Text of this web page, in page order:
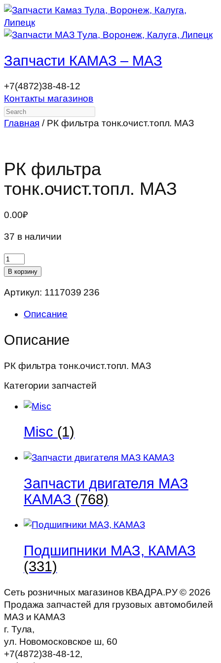
Запчасти КАМАЗ – МАЗ
+7(4872)38-48-12
Контакты магазинов
Search
Главная / РК фильтра тонк.очист.топл. МАЗ
РК фильтра
тонк.очист.топл. МАЗ
0.00₽
37 в наличии
Количество
товара
фильтра
МАЗ
В корзину
Артикул: 1117039 236
Описание
Описание
РК фильтра тонк.очист.топл. МАЗ
Категории запчастей
Misc (1)
Запчасти двигателя МАЗ
КАМАЗ (768)
Подшипники МАЗ, КАМАЗ
(331)
Сеть розничных магазинов КВАДРА.РУ © 2026
Продажа запчастей для грузовых автомобилей
МАЗ и КАМАЗ
г. Тула,
ул. Новомосковское ш, 60
+7(4872)38-48-12,